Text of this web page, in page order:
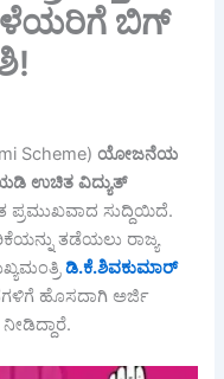
ಬಿಗ್
Scheme)ಯೋಜನೆಯ
ಉಚಿತ ವಿದ್ಯುತ್
ಪ್ರಮುಖವಾದ ಸುದ್ದಿಯಿದೆ.
ತಡೆಯಲು ರಾಜ್ಯ
ಡಿ.ಕೆ.ಶಿವಕುಮಾರ್
ಹೊಸದಾಗಿ ಅರ್ಜಿ